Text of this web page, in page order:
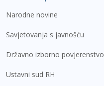
Narodne novine
Savjetovanja s javnošću
Državno izborno povjerenstvo
Ustavni sud RH